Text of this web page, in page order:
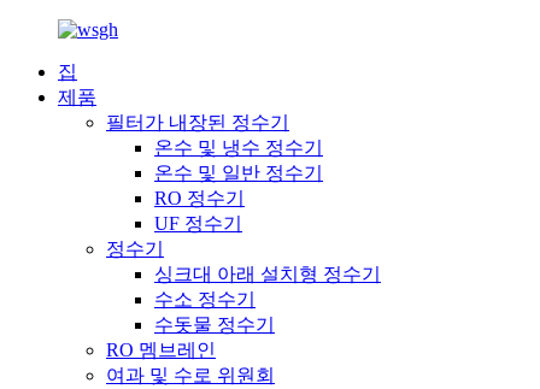
집
제품
필터가 내장된 정수기
온수 및 냉수 정수기
온수 및 일반 정수기
RO 정수기
UF 정수기
정수기
싱크대 아래 설치형 정수기
수소 정수기
수돗물 정수기
RO 멤브레인
여과 및 수로 위원회